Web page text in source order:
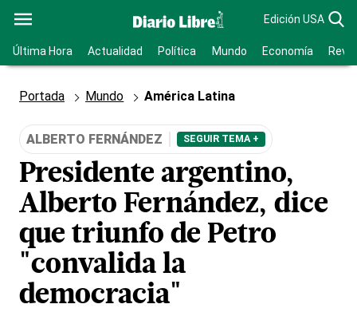
Edición USA
Última Hora Actualidad Política Mundo Economía
Portada Mundo América Latina
ALBERTO FERNÁNDEZ SEGUIR TEMA +
Presidente argentino,
Alberto Fernández, dice
que triunfo de Petro
"convalida la
democracia"